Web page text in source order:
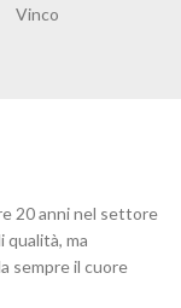
Vinco
20 anni nel settore
ma
sempre il cuore